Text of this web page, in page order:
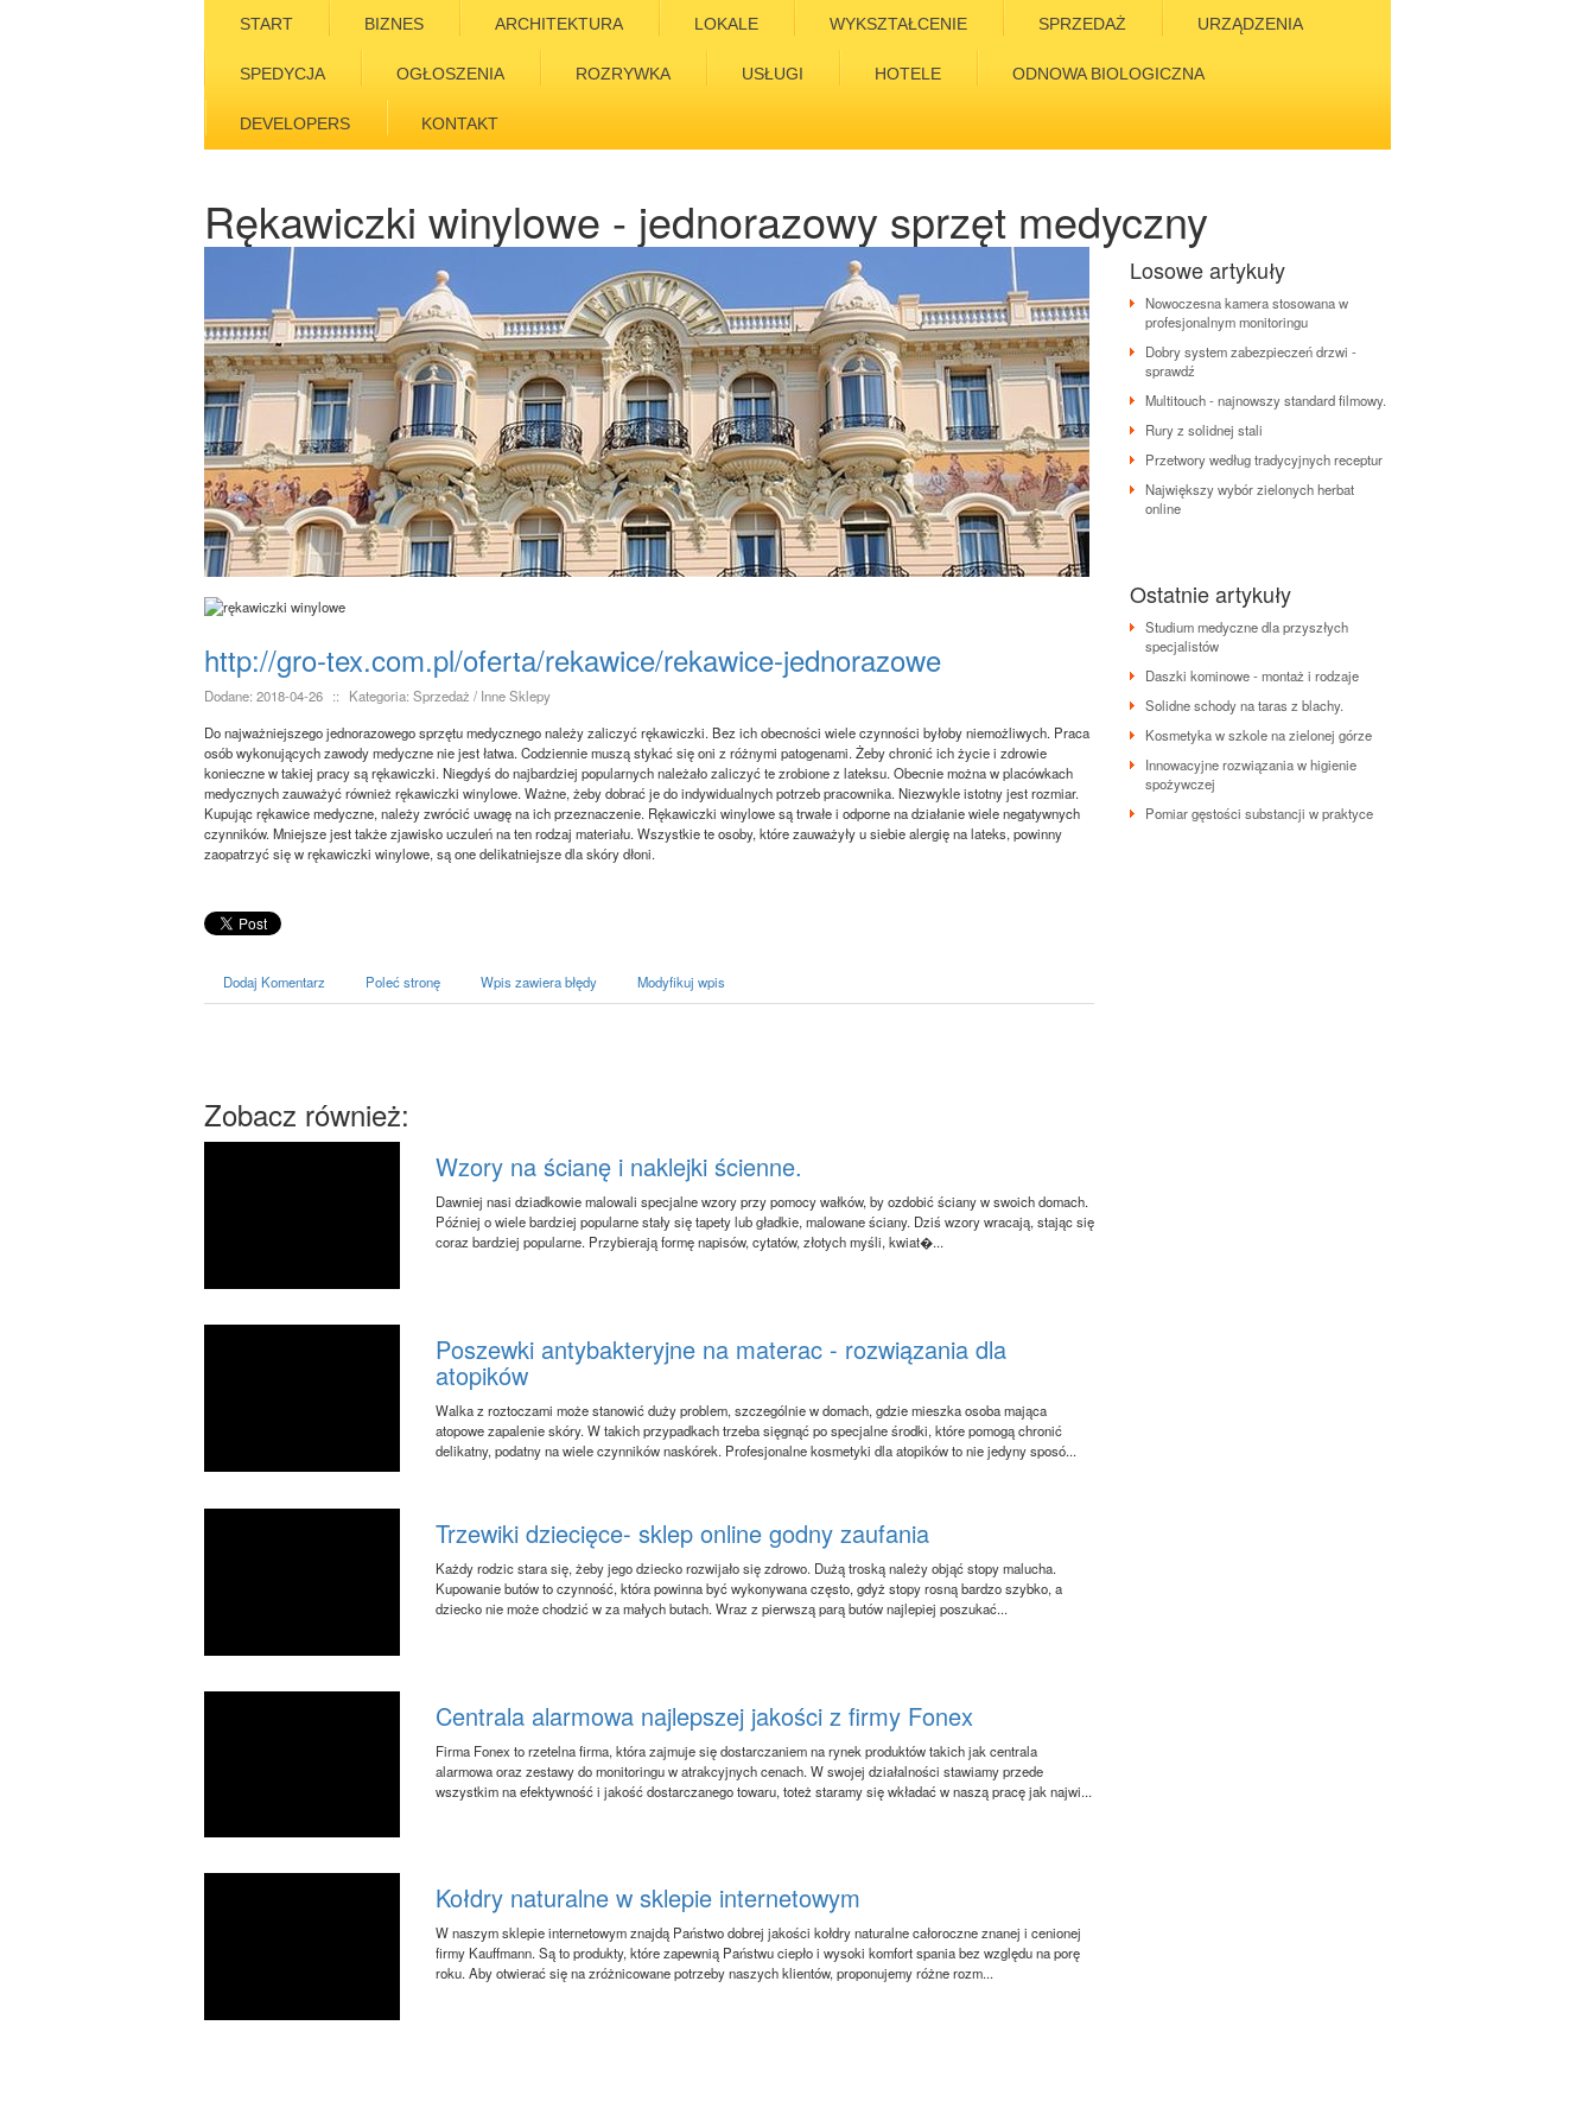
START BIZNES ARCHITEKTURA LOKALE WYKSZTAŁCENIE SPRZEDAŻ URZĄDZENIA
SPEDYCJA OGŁOSZENIA ROZRYWKA USŁUGI HOTELE ODNOWA BIOLOGICZNA
DEVELOPERS KONTAKT
Rękawiczki winylowe - jednorazowy sprzęt medyczny
http://gro-tex.com.pl/oferta/rekawice/rekawice-jednorazowe
Dodane: 2018-04-26 ::
Kategoria: Sprzedaż / Inne Sklepy
Do najważniejszego jednorazowego sprzętu medycznego należy zaliczyć rękawiczki. Bez ich obecności wiele czynności byłoby niemożliwych. Praca
osób wykonujących zawody medyczne nie jest łatwa. Codziennie muszą stykać się oni z różnymi patogenami. Żeby chronić ich życie i zdrowie
konieczne w takiej pracy są rękawiczki. Niegdyś do najbardziej popularnych należało zaliczyć te zrobione z lateksu. Obecnie można w placówkach
medycznych zauważyć również rękawiczki winylowe. Ważne, żeby dobrać je do indywidualnych potrzeb pracownika. Niezwykle istotny jest rozmiar.
Kupując rękawice medyczne, należy zwrócić uwagę na ich przeznaczenie. Rękawiczki winylowe są trwałe i odporne na działanie wiele negatywnych
czynników. Mniejsze jest także zjawisko uczuleń na ten rodzaj materiału. Wszystkie te osoby, które zauważyły u siebie alergię na lateks, powinny
zaopatrzyć się w rękawiczki winylowe, są one delikatniejsze dla skóry dłoni.
Dodaj Komentarz Poleć stronę Wpis zawiera błędy Modyfikuj wpis
Zobacz również:
Wzory na ścianę i naklejki ścienne.
Dawniej nasi dziadkowie malowali specjalne wzory przy pomocy wałków, by ozdobić ściany w swoich domach.
Później o wiele bardziej popularne stały się tapety lub gładkie, malowane ściany. Dziś wzory wracają, stając się
coraz bardziej popularne. Przybierają formę napisów, cytatów, złotych myśli, kwiat�...
Poszewki antybakteryjne na materac - rozwiązania dla
atopików
Walka z roztoczami może stanowić duży problem, szczególnie w domach, gdzie mieszka osoba mająca
atopowe zapalenie skóry. W takich przypadkach trzeba sięgnąć po specjalne środki, które pomogą chronić
delikatny, podatny na wiele czynników naskórek. Profesjonalne kosmetyki dla atopików to nie jedyny sposó...
Trzewiki dziecięce- sklep online godny zaufania
Każdy rodzic stara się, żeby jego dziecko rozwijało się zdrowo. Dużą troską należy objąć stopy malucha.
Kupowanie butów to czynność, która powinna być wykonywana często, gdyż stopy rosną bardzo szybko, a
dziecko nie może chodzić w za małych butach. Wraz z pierwszą parą butów najlepiej poszukać...
Centrala alarmowa najlepszej jakości z firmy Fonex
Firma Fonex to rzetelna firma, która zajmuje się dostarczaniem na rynek produktów takich jak centrala
alarmowa oraz zestawy do monitoringu w atrakcyjnych cenach. W swojej działalności stawiamy przede
wszystkim na efektywność i jakość dostarczanego towaru, toteż staramy się wkładać w naszą pracę jak najwi...
Kołdry naturalne w sklepie internetowym
W naszym sklepie internetowym znajdą Państwo dobrej jakości kołdry naturalne całoroczne znanej i cenionej
firmy Kauffmann. Są to produkty, które zapewnią Państwu ciepło i wysoki komfort spania bez względu na porę
roku. Aby otwierać się na zróżnicowane potrzeby naszych klientów, proponujemy różne rozm...
Losowe artykuły
Nowoczesna kamera stosowana w
profesjonalnym monitoringu
Dobry system zabezpieczeń drzwi -
sprawdź
Multitouch - najnowszy standard filmowy.
Rury z solidnej stali
Przetwory według tradycyjnych receptur
Największy wybór zielonych herbat
online
Ostatnie artykuły
Studium medyczne dla przyszłych
specjalistów
Daszki kominowe - montaż i rodzaje
Solidne schody na taras z blachy.
Kosmetyka w szkole na zielonej górze
Innowacyjne rozwiązania w higienie
spożywczej
Pomiar gęstości substancji w praktyce